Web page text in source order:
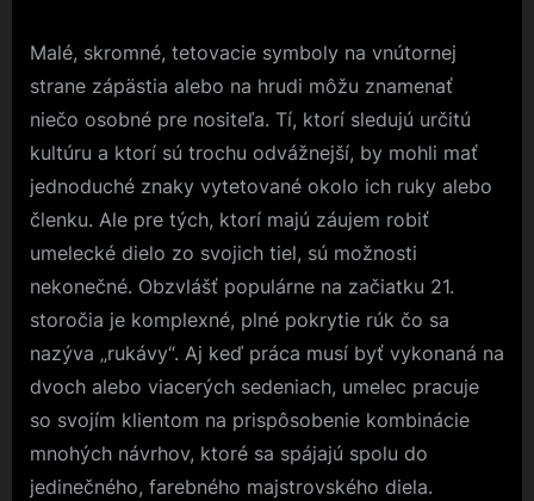
Malé, skromné, tetovacie symboly na vnútornej
strane zápästia alebo na hrudi môžu znamenať
niečo osobné pre nositeľa. Tí, ktorí sledujú určitú
kultúru a ktorí sú trochu odvážnejší, by mohli mať
jednoduché znaky vytetované okolo ich ruky alebo
členku. Ale pre tých, ktorí majú záujem robiť
umelecké dielo zo svojich tiel, sú možnosti
nekonečné. Obzvlášť populárne na začiatku 21.
storočia je komplexné, plné pokrytie rúk čo sa
nazýva „rukávy“. Aj keď práca musí byť vykonaná na
dvoch alebo viacerých sedeniach, umelec pracuje
so svojím klientom na prispôsobenie kombinácie
mnohých návrhov, ktoré sa spájajú spolu do
jedinečného, ​​farebného majstrovského diela.